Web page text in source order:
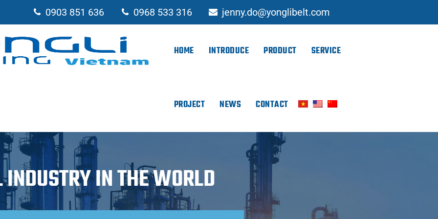
0903 851 636 0968 533 316 jenny.do@yonglibelt.com
HOME INTRODUCE PRODUCT SERVICE
PROJECT NEWS CONTACT
IN THE WORLD